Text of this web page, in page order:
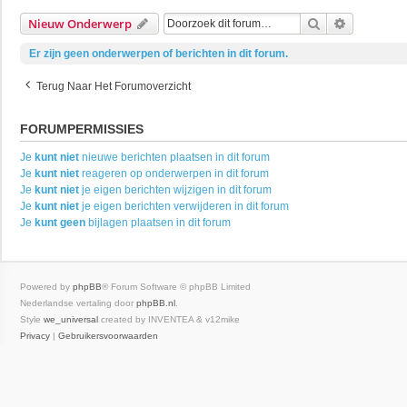
Nieuw Onderwerp Zoek
Er zijn geen onderwerpen of berichten in dit forum.
Terug Naar Het Forumoverzicht
FORUMPERMISSIES
Je kunt niet nieuwe berichten plaatsen in dit forum
Je kunt niet reageren op onderwerpen in dit forum
Je kunt niet je eigen berichten wijzigen in dit forum
Je kunt niet je eigen berichten verwijderen in dit forum
Je kunt geen bijlagen plaatsen in dit forum
Powered by phpBB® Forum Software © phpBB Limited
Nederlandse vertaling door phpBB.nl
Style we_universal created by INVENTEA & v12mike
Privacy | Gebruikersvoorwaarden